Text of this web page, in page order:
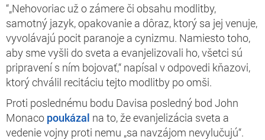
“„Nehovoriac už o zámere či obsahu modlitby,
samotný jazyk, opakovanie a dôraz, ktorý sa jej venuje,
vyvolávajú pocit paranoje a cynizmu. Namiesto toho,
aby sme vyšli do sveta a evanjelizovali ho, všetci sú
pripravení s ním bojovať,“ napísal v odpovedi kňazovi,
ktorý chválil recitáciu tejto modlitby po omši.
Proti poslednému bodu Davisa posledný bod John
Monaco poukázal na to, že evanjelizácia sveta a
vedenie vojny proti nemu „sa navzájom nevylučujú“.